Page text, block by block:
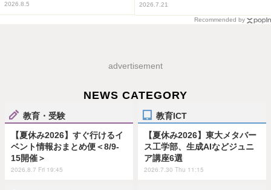
2026.8.5 2026.7.21
Recommended by
advertisement
NEWS CATEGORY
教育・受験
【夏休み2026】すぐ行けるイ
ベント情報おまとめ便＜8/9-
15開催＞
2026.8.7 Fri 19:45
教育ICT
【夏休み2026】東大メタバー
ス工学部、生成AIなどジュニ
ア講座6選
2026.7.30 Thu 11:15